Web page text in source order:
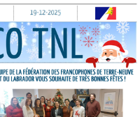
culturel